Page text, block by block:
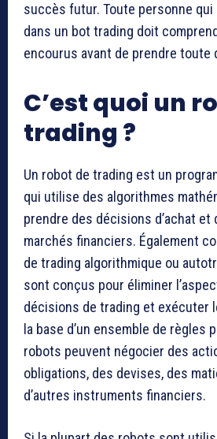
succès futur. Toute personne qui
dans un bot trading doit
encourus avant de prendre toute
C’est quoi un
trading ?
Un robot de trading est un
qui utilise des algorithmes
prendre des décisions d’achat et
marchés financiers. Également
de trading algorithmique ou
sont conçus pour éliminer
décisions de trading et exécuter
la base d’un ensemble de règles
robots peuvent négocier des
obligations, des devises, des
d’autres instruments financiers.